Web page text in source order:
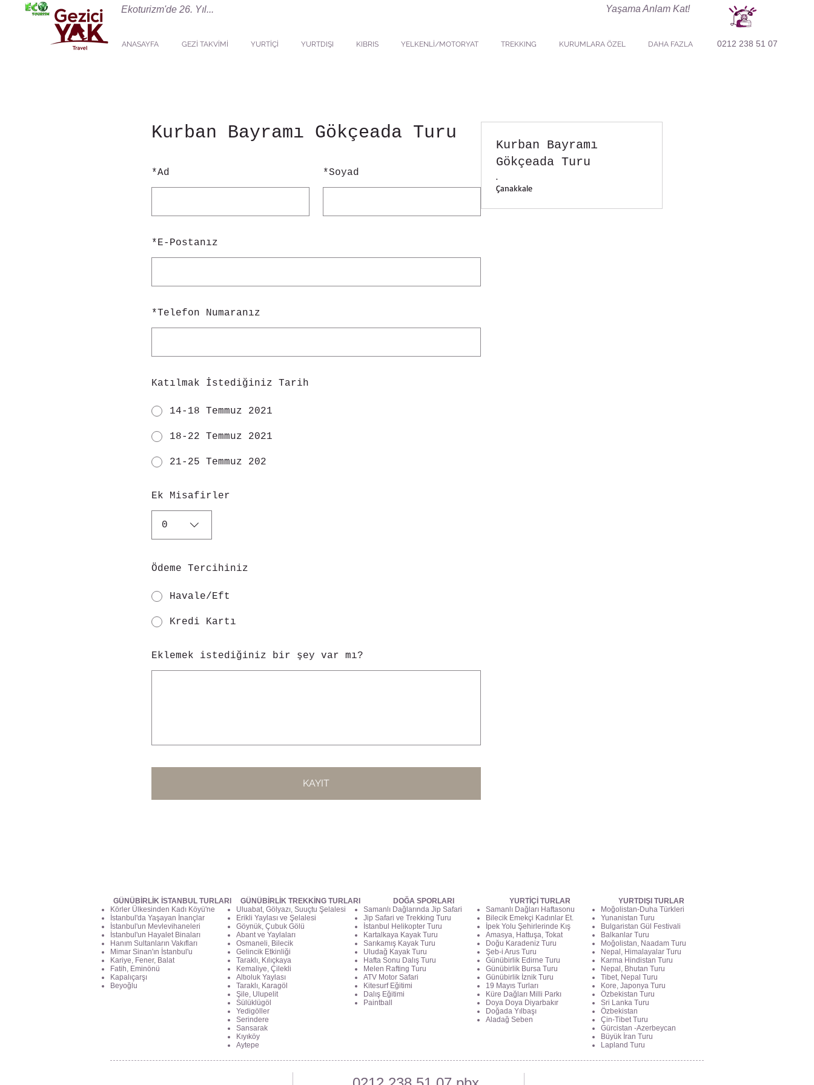
Ekoturizm'de 26. Yıl... Yaşama Anlam Kat!
ANASAYFA GEZİ TAKVİMİ YURTİÇİ YURTDIŞI KIBRIS YELKENLİ/MOTORYAT TREKKING KURUMLARA ÖZEL DAHA FAZLA 0212 238 51 07
Kurban Bayramı Gökçeada Turu
*Ad *Soyad
*E-Postanız
*Telefon Numaranız
Katılmak İstediğiniz Tarih
14-18 Temmuz 2021
18-22 Temmuz 2021
21-25 Temmuz 202
Ek Misafirler
0
Ödeme Tercihiniz
Havale/Eft
Kredi Kartı
Eklemek istediğiniz bir şey var mı?
KAYIT
Kurban Bayramı
Gökçeada Turu
.
Çanakkale
GÜNÜBİRLİK İSTANBUL TURLARI
Körler Ülkesinden Kadı Köyü'ne
İstanbul'da Yaşayan İnançlar
İstanbul'un Mevlevihaneleri
İstanbul'un Hayalet Binaları
Hanım Sultanların Vakıfları
Mimar Sinan'ın İstanbul'u
Kariye, Fener, Balat
Fatih, Eminönü
Kapalıçarşı
Beyoğlu
GÜNÜBİRLİK TREKKİNG TURLARI
Uluabat, Gölyazı, Suuçtu Şelalesi
Erikli Yaylası ve Şelalesi
Göynük, Çubuk Gölü
Abant ve Yaylaları
Osmaneli, Bilecik
Gelincik Etkinliği
Taraklı, Kılıçkaya
Kemaliye, Çilekli
Altıoluk Yaylası
Taraklı, Karagöl
Şile, Ulupelit
Sülüklügöl
Yedigöller
Serindere
Sansarak
Kıyıköy
Aytepe
DOĞA SPORLARI
Samanlı Dağlarında Jip Safari
Jip Safari ve Trekking Turu
İstanbul Helikopter Turu
Kartalkaya Kayak Turu
Sarıkamış Kayak Turu
Uludağ Kayak Turu
Hafta Sonu Dalış Turu
Melen Rafting Turu
ATV Motor Safari
Kitesurf Eğitimi
Dalış Eğitimi
Paintball
YURTİÇİ TURLAR
Samanlı Dağları Haftasonu
Bilecik Emekçi Kadınlar Et.
İpek Yolu Şehirlerinde Kış
Amasya, Hattuşa, Tokat
Doğu Karadeniz Turu
Şeb-i Arus Turu
Günübirlik Edirne Turu
Günübirlik Bursa Turu
Günübirlik İznik Turu
19 Mayıs Turları
Küre Dağları Milli Parkı
Doya Doya Diyarbakır
Doğada Yılbaşı
Aladağ Seben
YURTDIŞI TURLAR
Moğolistan-Duha Türkleri
Yunanistan Turu
Bulgaristan Gül Festivali
Balkanlar Turu
Moğolistan, Naadam Turu
Nepal, Himalayalar Turu
Karma Hindistan Turu
Nepal, Bhutan Turu
Tibet, Nepal Turu
Kore, Japonya Turu
Özbekistan Turu
Sri Lanka Turu
Özbekistan
Çin-Tibet Turu
Gürcistan -Azerbeycan
Büyük İran Turu
Lapland Turu